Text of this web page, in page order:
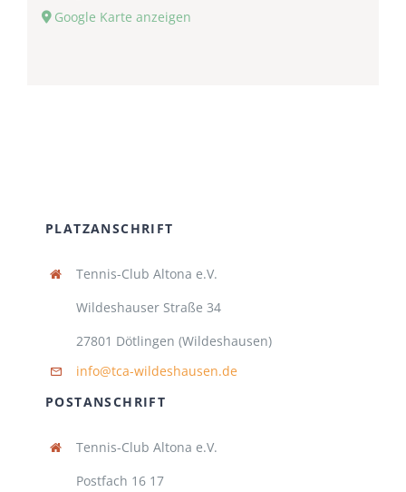
Google Karte anzeigen
PLATZANSCHRIFT
Tennis-Club Altona e.V.
Wildeshauser Straße 34
27801 Dötlingen (Wildeshausen)
info@tca-wildeshausen.de
POSTANSCHRIFT
Tennis-Club Altona e.V.
Postfach 16 17